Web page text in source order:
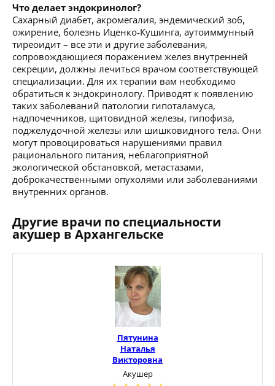
Что делает эндокринолог?
Сахарный диабет, акромегалия, эндемический зоб,
ожирение, болезнь Иценко-Кушинга, аутоиммунный
тиреоидит – все эти и другие заболевания,
сопровождающиеся поражением желез внутренней
секреции, должны лечиться врачом соответствующей
специализации. Для их терапии вам необходимо
обратиться к эндокринологу. Приводят к появлению
таких заболеваний патологии гипоталамуса,
надпочечников, щитовидной железы, гипофиза,
поджелудочной железы или шишковидного тела. Они
могут провоцироваться нарушениями правил
рационального питания, неблагоприятной
экологической обстановкой, метастазами,
доброкачественными опухолями или заболеваниями
внутренних органов.
Другие врачи по специальности
акушер в Архангельске
Пятунина
Наталья
Викторовна
Акушер